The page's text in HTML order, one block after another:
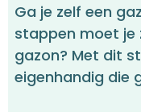
Ga je zelf een
stappen moet je
gazon? Met dit
eigenhandig die